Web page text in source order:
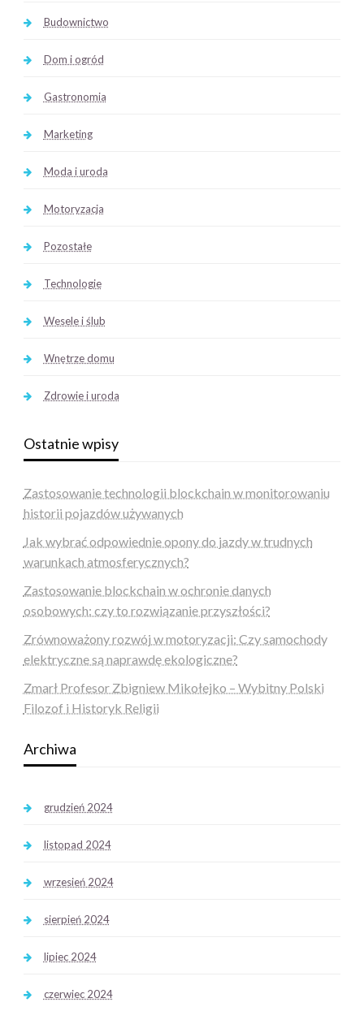
Budownictwo
Dom i ogród
Gastronomia
Marketing
Moda i uroda
Motoryzacja
Pozostałe
Technologie
Wesele i ślub
Wnętrze domu
Zdrowie i uroda
Ostatnie wpisy
Zastosowanie technologii blockchain w monitorowaniu
historii pojazdów używanych
Jak wybrać odpowiednie opony do jazdy w trudnych
warunkach atmosferycznych?
Zastosowanie blockchain w ochronie danych
osobowych: czy to rozwiązanie przyszłości?
Zrównoważony rozwój w motoryzacji: Czy samochody
elektryczne są naprawdę ekologiczne?
Zmarł Profesor Zbigniew Mikołejko – Wybitny Polski
Filozof i Historyk Religii
Archiwa
grudzień 2024
listopad 2024
wrzesień 2024
sierpień 2024
lipiec 2024
czerwiec 2024